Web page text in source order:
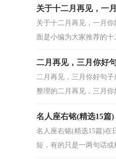
关于十二月再见，一
关于十二月再见，一月
面是小编为大家推荐的
二月再见，三月你好
二月再见，三月你好句
整理的二月再见，三月
名人座右铭(精选15篇)
名人座右铭(精选15篇)在
短，有的只是一两句话